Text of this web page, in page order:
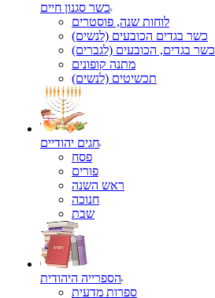
כשר סגנון חיים
לוחות שנה, פוסטרים
כשר בגדים הכובעים (לנשים)
כשר בגדים, הכובעים (לגברים)
מתנה קופונים
תכשיטים (לנשים)
חגים יהודיים
פסח
פורים
ראש השנה
חנוכה
שבת
הספרייה היהודית
ספרות מדעית